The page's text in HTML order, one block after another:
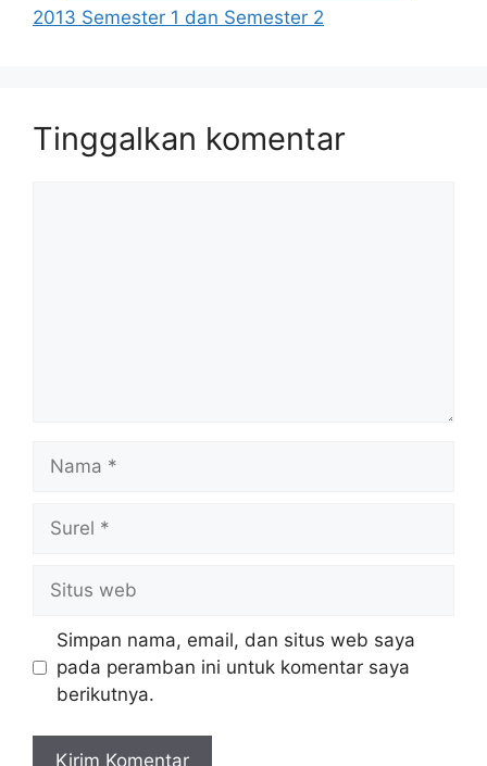
2013 Semester 1 dan Semester 2
Tinggalkan komentar
web
Simpan nama, email, dan situs web saya
pada peramban ini untuk komentar saya
berikutnya.